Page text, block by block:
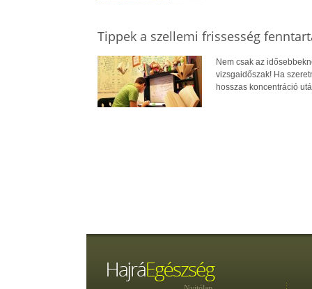
Tippek a szellemi frissesség
Nem csak az
vizsgaidőszak! Ha
hosszas koncentráció